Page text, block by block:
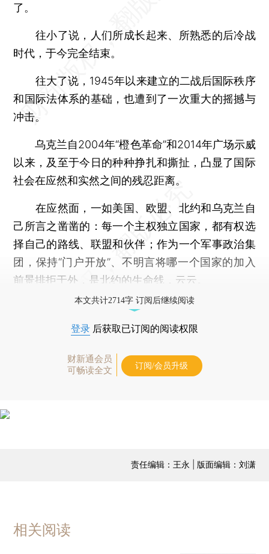
了。
往小了说，人们所成长起来、所熟悉的后冷战
时代，于今完全结束。
往大了说，1945年以来建立的二战后国际秩序
和国际法体系的基础，也遭到了一次重大的摇撼与
冲击。
乌克兰自2004年“橙色革命”和2014年广场示威
以来，及至于今日的种种挣扎和撕扯，凸显了国际
社会在应然和实然之间的残忍距离。
在应然面，一如美国、欧盟、北约和乌克兰自
己所言之凿凿的：每一个主权独立国家，都有权选
择自己的路线、联盟和伙伴；作为一个军事政治集
团，保持“门户开放”、不明言将哪一个国家的加入
前景排拒于外，是北约的生命线，云云。
本文共计2714字 订阅后继续阅读
登录 后获取已订阅的阅读权限
财新通会员
可畅读全文
订阅/会员升级
责任编辑：王永 | 版面编辑：刘潇
相关阅读